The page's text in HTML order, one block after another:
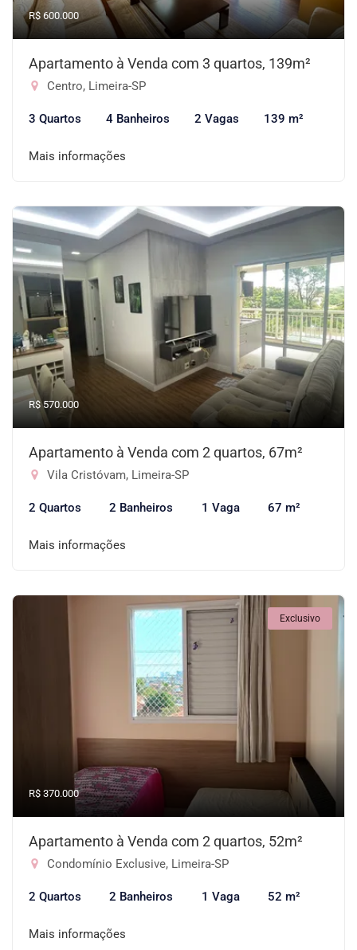
R$ 600.000
Apartamento à Venda com 3 quartos, 139m²
Centro, Limeira-SP
3 Quartos 4 Banheiros 2 Vagas 139 m²
Mais informações
R$ 570.000
Apartamento à Venda com 2 quartos, 67m²
Vila Cristóvam, Limeira-SP
2 Quartos 2 Banheiros 1 Vaga 67 m²
Mais informações
Exclusivo
R$ 370.000
Apartamento à Venda com 2 quartos, 52m²
Condomínio Exclusive, Limeira-SP
2 Quartos 2 Banheiros 1 Vaga 52 m²
Mais informações